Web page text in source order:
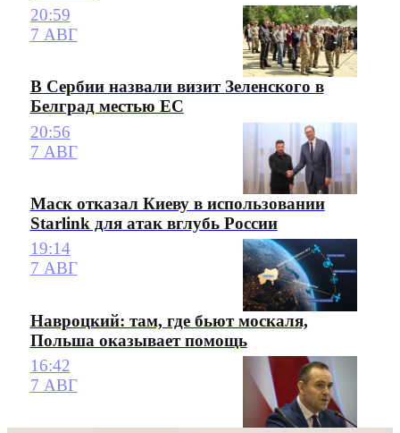
20:59
7 АВГ
В Сербии назвали визит Зеленского в
Белград местью ЕС
20:56
7 АВГ
Маск отказал Киеву в использовании
Starlink для атак вглубь России
19:14
7 АВГ
Навроцкий: там, где бьют москаля,
Польша оказывает помощь
16:42
7 АВГ